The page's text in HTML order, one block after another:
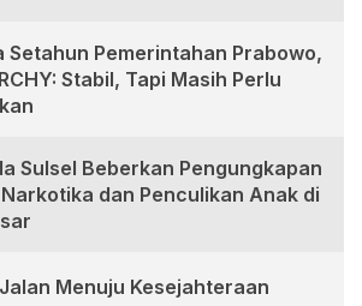
Setahun Pemerintahan Prabowo,
Stabil, Tapi Masih Perlu
Sulsel Beberkan Pengungkapan
dan Penculikan Anak di
Jalan Menuju Kesejahteraan